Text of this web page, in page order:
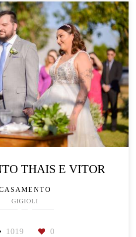
THAIS E VITOR
GIGIOLI
1019 0